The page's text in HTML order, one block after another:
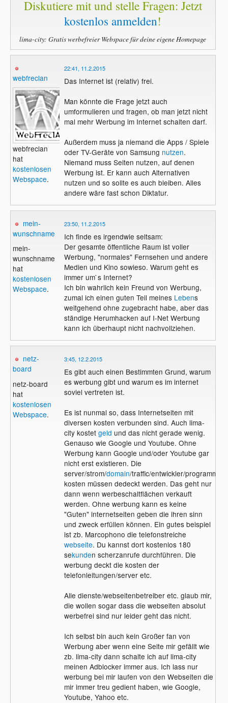
Diskutiere mit und stelle Fragen: Jetzt
kostenlos anmelden!
lima-city: Gratis werbefreier Webspace für deine eigene Homepage
webfreclan
webfreclan
hat
kostenlosen
Webspace.
22:41, 11.2.2015
Das Internet ist (relativ) frei.
Man könnte die Frage jetzt auch
umformulieren und fragen, ob man jetzt nicht
mal mehr Werbung im Internet schalten darf.
Außerdem muss ja niemand die Apps / Spiele
oder TV-Geräte von Samsung nutzen.
Niemand muss Seiten nutzen, auf denen
Werbung ist. Er kann auch Alternativen
nutzen und so sollte es auch bleiben. Alles
andere wäre fast schon Diktatur.
mein-
wunschname
mein-
wunschname
hat
kostenlosen
Webspace.
23:50, 11.2.2015
Ich finde es irgendwie seltsam:
Der gesamte öffentliche Raum ist voller
Werbung, "normales" Fernsehen und andere
Medien und Kino sowieso. Warum geht es
immer um`s Internet?
Ich bin wahrlich kein Freund von Werbung,
zumal ich einen guten Teil meines Lebens
weitgehend ohne zugebracht habe, aber das
ständige Herumhacken auf I-Net Werbung
kann ich überhaupt nicht nachvollziehen.
netz-
board
netz-board
hat
kostenlosen
Webspace.
3:45, 12.2.2015
Es gibt auch einen Bestimmten Grund, warum
es werbung gibt und warum es im internet
soviel vertreten ist.
Es ist nunmal so, dass Internetseiten mit
diversen kosten verbunden sind. Auch lima-
city kostet geld und das nicht gerade wenig.
Genauso wie Google und Youtube. Ohne
Werbung kann Google und/oder Youtube gar
nicht erst existieren. Die
server/strom/domain/traffic/entwickler/
kosten müssen dedeckt werden. Das geht nur
dann wenn werbeschaltflächen verkauft
werden. Ohne werbung kann es keine
"Guten" internetseiten geben die ihren sinn
und zweck erfüllen können. Ein gutes beispiel
ist zb. Marcophono die telefonstreiche
webseite. Du kannst dort kostenlos 180
sekunden scherzanrufe durchführen. Die
werbung deckt die kosten der
telefonleitungen/server etc.
Alle dienste/webseitenbetreiber etc. glaub mir,
die wollen sogar dass die webseiten absolut
werbefrei sind nur leider geht das nicht.
Ich selbst bin auch kein Großer fan von
Werbung aber wenn eine Seite mir gefällt wie
zb. lima-city dann schalte ich auf lima-city
meinen Adblocker immer aus. Ich lass nur
werbung bei mir laufen von den Webseiten die
mir immer treu gedient haben, wie Google,
Youtube, Yahoo etc.